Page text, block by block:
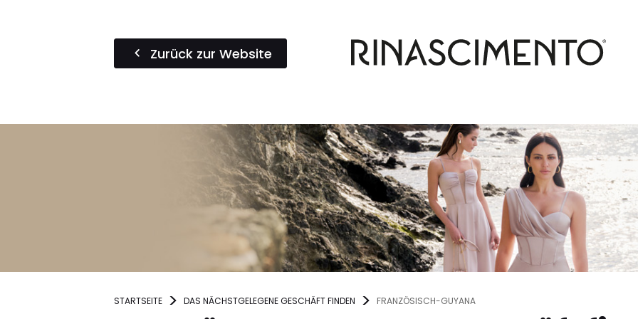
Zurück zur Website
STARTSEITE DAS NÄCHSTGELEGENE GESCHÄFT FINDEN FRANZÖSISCH-GUYANA